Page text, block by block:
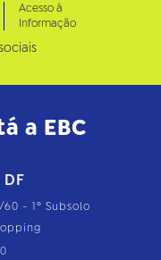
Acesso à
Informação
a EBC
- 1º Subsolo